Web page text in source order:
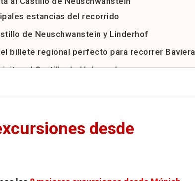
estancias del recorrido
de Neuschwanstein y Linderhof
billete regional perfecto para recorrer Baviera
el Castillo de Hohenschwangau
de Linderhof
desde